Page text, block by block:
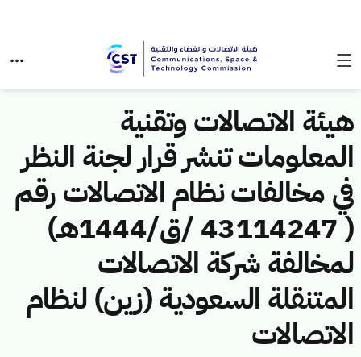
هيئة الاتصالات وتقنية
المعلومات تنشر قرار لجنة النظر
في مخالفات نظام الاتصالات رقم
( 43114247 /ق/1444هـ)
لمخالفة شركة الاتصالات
المتنقلة السعودية (زين) لنظام
الاتصالات